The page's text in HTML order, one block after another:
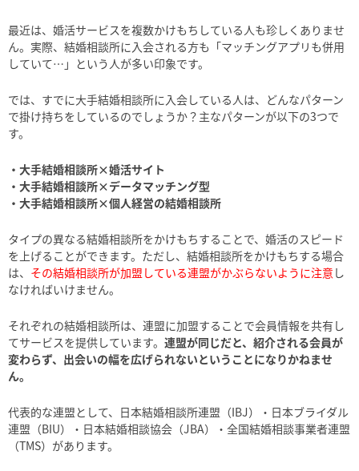
最近は、婚活サービスを複数かけもちしている人も珍しくありませ
ん。実際、結婚相談所に入会される方も「マッチングアプリも併用
していて…」という人が多い印象です。
では、すでに大手結婚相談所に入会している人は、どんなパターン
で掛け持ちをしているのでしょうか？主なパターンが以下の3つで
す。
・大手結婚相談所×婚活サイト
・大手結婚相談所×データマッチング型
・大手結婚相談所×個人経営の結婚相談所
タイプの異なる結婚相談所をかけもちすることで、婚活のスピード
を上げることができます。ただし、結婚相談所をかけもちする場合
は、 その結婚相談所が加盟している連盟がかぶらないように注意 し
なければいけません。
それぞれの結婚相談所は、連盟に加盟することで会員情報を共有し
てサービスを提供しています。 連盟が同じだと、紹介される会員が
変わらず、出会いの幅を広げられないということになりかねませ
ん。
代表的な連盟として、日本結婚相談所連盟（IBJ）・日本ブライダル
連盟（BIU）・日本結婚相談協会（JBA）・全国結婚相談事業者連盟
（TMS）があります。